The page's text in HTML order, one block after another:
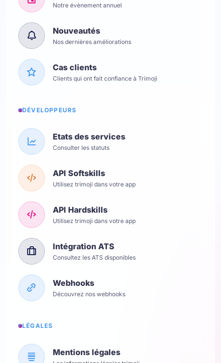
Notre évènement annuel
Nouveautés
Nos dernières améliorations
Cas clients
Clients qui ont fait confiance à Trimoji
DÉVELOPPEURS
Etats des services
Consulter les statuts
API Softskills
Utilisez trimoji dans votre app
API Hardskills
Utilisez trimoji dans votre app
Intégration ATS
Consultez les ATS disponibles
Webhooks
Découvrez nos webhooks
LÉGALES
Mentions légales